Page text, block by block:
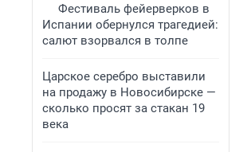
Фестиваль фейерверков в
Испании обернулся трагедией:
салют взорвался в толпе
Царское серебро выставили
на продажу в Новосибирске —
сколько просят за стакан 19
века